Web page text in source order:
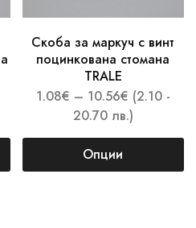
Скоба за маркуч с винт
поцинкована стомана
TRALE
1.08€ – 10.56€ (2.10 -
20.70 лв.)
Опции